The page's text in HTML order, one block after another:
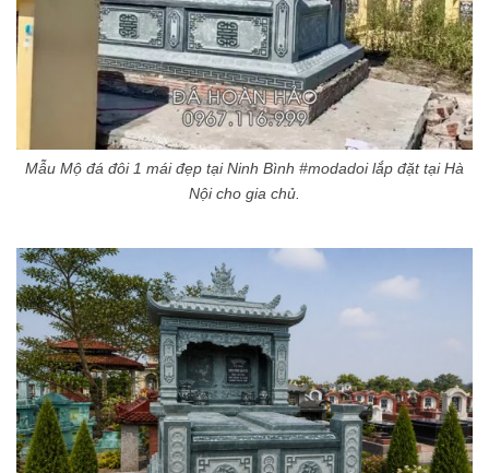
Mẫu Mộ đá đôi 1 mái đẹp tại Ninh Bình #modadoi lắp đặt tại Hà
Nội cho gia chủ.